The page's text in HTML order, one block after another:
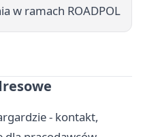
w ramach ROADPOL
- kontakt,